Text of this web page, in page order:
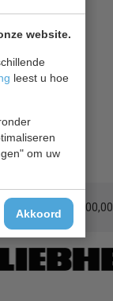
website.
leest u hoe
om uw
Akkoord
vanaf € 200,00